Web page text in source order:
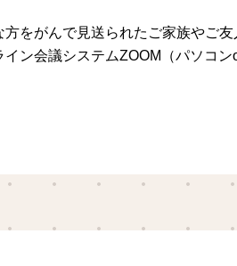
をがんで見送られたご家族やご友
ン会議システムZOOM（パソコン